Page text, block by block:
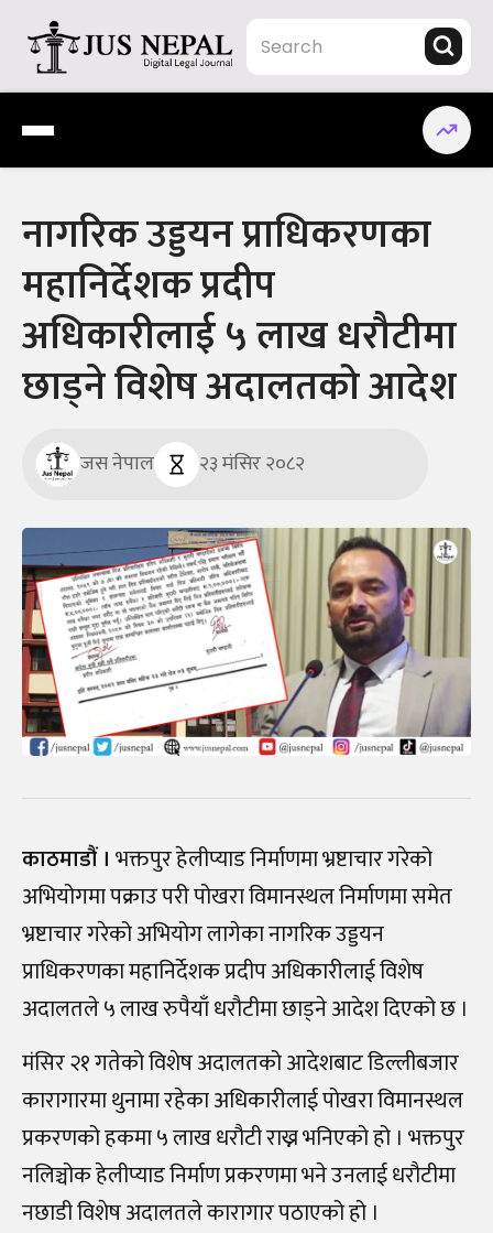
content
Jus Nepal | www.jusnepal.com
Digital Legal Journal
नागरिक उड्डयन प्राधिकरणका
महानिर्देशक प्रदीप
अधिकारीलाई ५ लाख धरौटीमा
छाड्ने विशेष अदालतको आदेश
जस नेपाल २३ मंसिर २०८२
काठमाडौं । भक्तपुर हेलीप्याड निर्माणमा भ्रष्टाचार गरेको
अभियोगमा पक्राउ परी पोखरा विमानस्थल निर्माणमा समेत
भ्रष्टाचार गरेको अभियोग लागेका नागरिक उड्डयन
प्राधिकरणका महानिर्देशक प्रदीप अधिकारीलाई विशेष
अदालतले ५ लाख रुपैयाँ धरौटीमा छाड्ने आदेश दिएको छ ।
मंसिर २१ गतेको विशेष अदालतको आदेशबाट डिल्लीबजार
कारागारमा थुनामा रहेका अधिकारीलाई पोखरा विमानस्थल
प्रकरणको हकमा ५ लाख धरौटी राख्न भनिएको हो । भक्तपुर
नलिञ्चोक हेलीप्याड निर्माण प्रकरणमा भने उनलाई धरौटीमा
नछाडी विशेष अदालतले कारागार पठाएको हो ।